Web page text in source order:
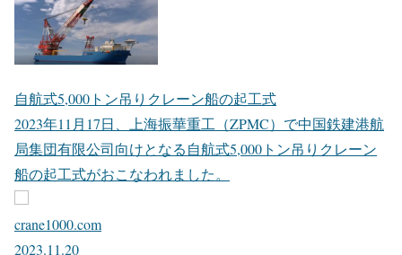
完成後は洋上風力発電プロジェクトをはじめ、橋梁の設置
工事や救助・引き揚げなどのサルベージ作業に従事するこ
自航式5,000トン吊りクレーン船の起工式
2023年11月17日、上海振華重工（ZPMC）で中国鉄建港航